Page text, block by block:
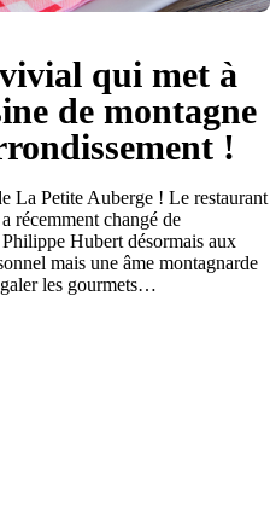
qui met à
de montagne
!
La Petite Auberge ! Le restaurant
récemment changé de
Hubert désormais aux
mais une âme montagnarde
les gourmets…